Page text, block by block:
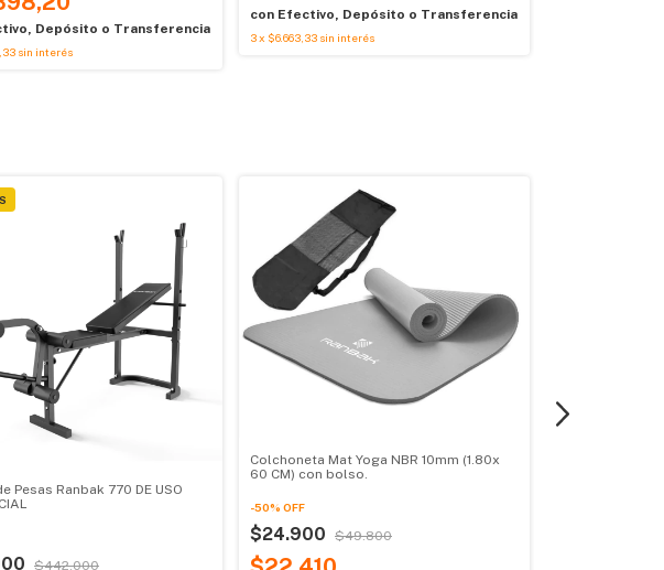
Depósito o Transferencia
sin interés
con Efectivo, Depósito o Transferencia
3x $6.663,33 sin interés
Pesas Ranbak 770 DE USO
$442.000
Colchoneta Mat Yoga NBR 10mm (1.80x
60 CM) con bolso.
-50% OFF
$24.900 $49.800